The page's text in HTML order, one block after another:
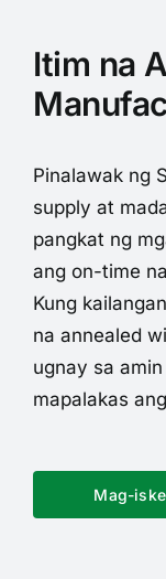
Itim na
Pinalawak ng
supply at
pangkat ng
ang on-time
Kung
na annealed
ugnay sa
mapalakas
Mag-